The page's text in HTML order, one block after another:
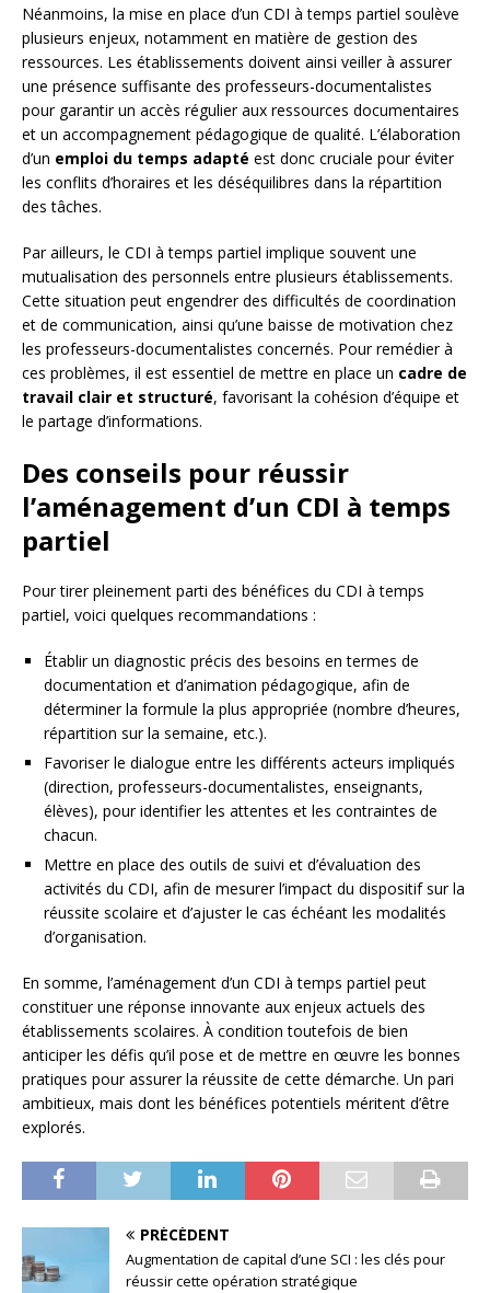
Néanmoins, la mise en place d’un CDI à temps partiel soulève
plusieurs enjeux, notamment en matière de gestion des
ressources. Les établissements doivent ainsi veiller à assurer
une présence suffisante des professeurs-documentalistes
pour garantir un accès régulier aux ressources documentaires
et un accompagnement pédagogique de qualité. L’élaboration
d’un emploi du temps adapté est donc cruciale pour éviter
les conflits d’horaires et les déséquilibres dans la répartition
des tâches.
Par ailleurs, le CDI à temps partiel implique souvent une
mutualisation des personnels entre plusieurs établissements.
Cette situation peut engendrer des difficultés de coordination
et de communication, ainsi qu’une baisse de motivation chez
les professeurs-documentalistes concernés. Pour remédier à
ces problèmes, il est essentiel de mettre en place un cadre de
travail clair et structuré, favorisant la cohésion d’équipe et
le partage d’informations.
Des conseils pour réussir
l’aménagement d’un CDI à temps
partiel
Pour tirer pleinement parti des bénéfices du CDI à temps
partiel, voici quelques recommandations :
Établir un diagnostic précis des besoins en termes de
documentation et d’animation pédagogique, afin de
déterminer la formule la plus appropriée (nombre d’heures,
répartition sur la semaine, etc.).
Favoriser le dialogue entre les différents acteurs impliqués
(direction, professeurs-documentalistes, enseignants,
élèves), pour identifier les attentes et les contraintes de
chacun.
Mettre en place des outils de suivi et d’évaluation des
activités du CDI, afin de mesurer l’impact du dispositif sur la
réussite scolaire et d’ajuster le cas échéant les modalités
d’organisation.
En somme, l’aménagement d’un CDI à temps partiel peut
constituer une réponse innovante aux enjeux actuels des
établissements scolaires. À condition toutefois de bien
anticiper les défis qu’il pose et de mettre en œuvre les bonnes
pratiques pour assurer la réussite de cette démarche. Un pari
ambitieux, mais dont les bénéfices potentiels méritent d’être
explorés.
PRÉCÉDENT
Augmentation de capital d’une SCI : les clés pour
réussir cette opération stratégique